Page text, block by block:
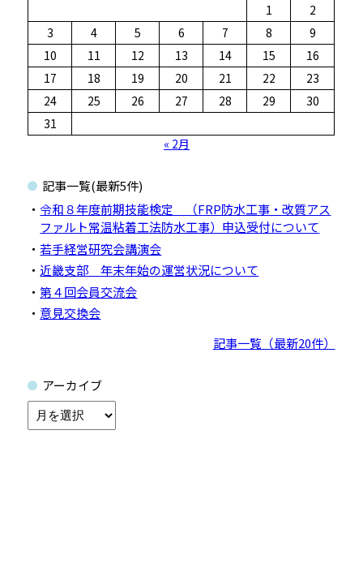
1
2
3
4 5 6 7 8
9
10
11 12 13 14 15
16
17
18 19 20 21 22
23
24
25 26 27 28 29
30
31
« 2月
記事一覧(最新5件)
令和８年度前期技能検定 （FRP防水工事・改質アス
ファルト常温粘着工法防水工事）申込受付について
若手経営研究会講演会
近畿支部 年末年始の運営状況について
第４回会員交流会
意見交換会
記事一覧（最新20件）
アーカイブ
ア
ー